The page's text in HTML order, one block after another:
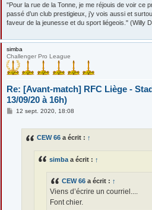
"Pour la rue de la Tonne, je me réjouis de voir ce
passé d’un club prestigieux, j’y vois aussi et
faveur de la jeunesse et du sport liégeois." (Willy
simba
Challenger Pro League
Re: [Avant-match] RFC Liège -
13/09/20 à 16h)
M12 sept. 2020, 18:08
CEW 66 a écrit : ↑
simba a écrit : ↑
CEW 66 a écrit : ↑
Viens d’écrire un courriel....
Font chier.